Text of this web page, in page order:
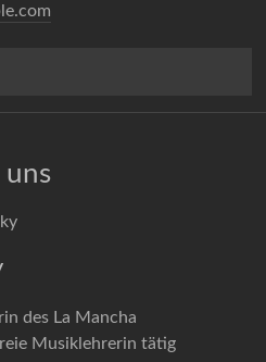
uns
des La Mancha
Musiklehrerin tätig